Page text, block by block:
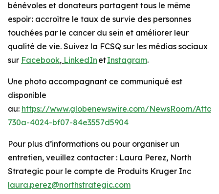
bénévoles et donateurs partagent tous le même
espoir : accroître le taux de survie des personnes
touchées par le cancer du sein et améliorer leur
qualité de vie. Suivez la FCSQ sur les médias sociaux
sur Facebook, LinkedIn etInstagram.
Une photo accompagnant ce communiqué est
disponible
au: https://www.globenewswire.com/NewsRoom/
730a-4024-bf07-84e3557d5904
Pour plus d’informations ou pour organiser un
entretien, veuillez contacter : Laura Perez, North
Strategic pour le compte de Produits Kruger Inc
laura.perez@northstrategic.com